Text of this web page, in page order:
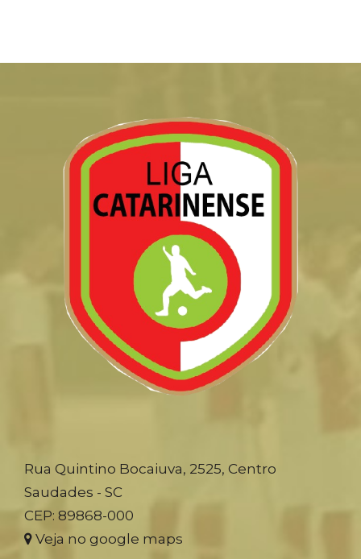
Rua Quintino Bocaiuva, 2525, Centro
Saudades - SC
CEP: 89868-000
Veja no google maps